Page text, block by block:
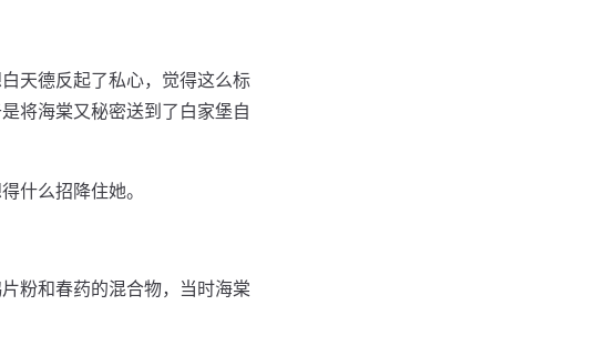
天德反起了私心，觉得这么标
将海棠又秘密送到了白家堡自
什么招降住她。
粉和春药的混合物，当时海棠